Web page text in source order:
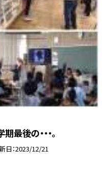
最後の・・・。
日 2023/12/21